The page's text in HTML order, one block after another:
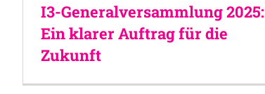
I3-Generalversammlung 2025:
Ein klarer Auftrag für die
Zukunft